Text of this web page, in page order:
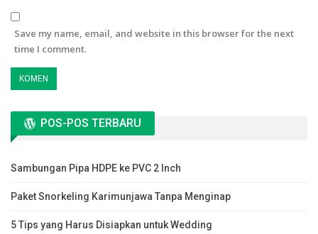
Save my name, email, and website in this browser for the next
time I comment.
POS-POS TERBARU
Sambungan Pipa HDPE ke PVC 2 Inch
Paket Snorkeling Karimunjawa Tanpa Menginap
5 Tips yang Harus Disiapkan untuk Wedding